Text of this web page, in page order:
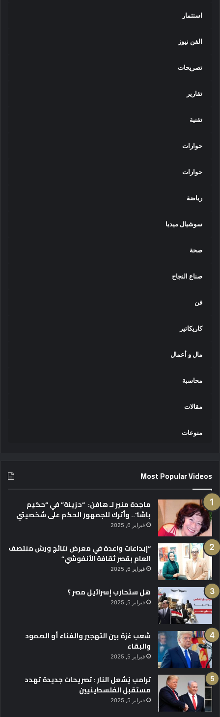
استثمار
الفن نيوز
تصريحات
تقارير
تقنية
حوارات
حوارات
رياضة
سوشيال ميديا
صحة
صناع النجاح
فن
كاريكاتير
مال و أعمال
محاسبة
مقالات
منوعات
Most Popular Videos
ماجدة منير لـ هافن: “حزينة” في “حكيم
باشا”.. وأترك للجمهور الحكم على شخصيتي
فبراير 6, 2025
“إبداعات واعدة في معرض نتائج ورش منتصف
العام بقصر ثقافة الأنفوشي”
فبراير 6, 2025
هل ستحارب إسرائيل مصر ؟
فبراير 5, 2025
شعب غزة بين التهجير والفناء أو الصمود
والبقاء
فبراير 5, 2025
ترامب يُشعل النار : تصريحات جديدة تهدد
مستقبل الفلسطينيين
فبراير 5, 2025